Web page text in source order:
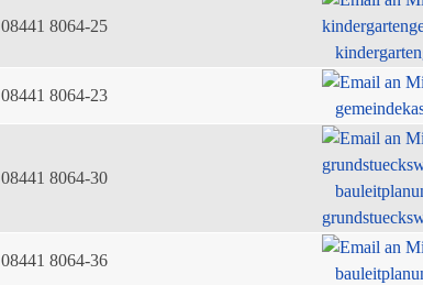
08441 8064-25
08441 8064-23
08441 8064-30
08441 8064-36